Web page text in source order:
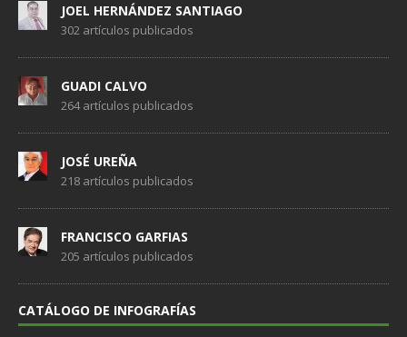
JOEL HERNÁNDEZ SANTIAGO
302 artículos publicados
GUADI CALVO
264 artículos publicados
JOSÉ UREÑA
218 artículos publicados
FRANCISCO GARFIAS
205 artículos publicados
CATÁLOGO DE INFOGRAFÍAS